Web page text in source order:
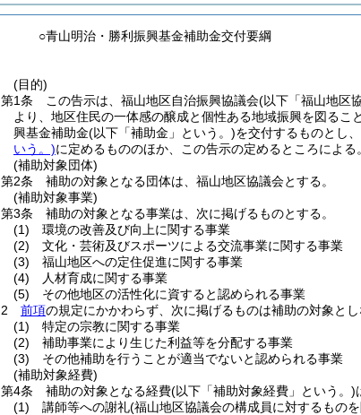
○青山明治・勝利振興基金補助金交付要綱
(目的)
第1条
この告示は、福山地区自治振興協議会(以下「福山地区
より、地区住民の一体感の醸成と個性ある地域振興を図るこ
興基金補助金(以下「補助金」という。)を交付するものとし
いう。)に定めるもののほか、この告示の定めるところによる。
(補助対象団体)
第2条
補助の対象となる団体は、福山地区協議会とする。
(補助対象事業)
第3条
補助の対象となる事業は、次に掲げるものとする。
(1)
環境の改善及び向上に関する事業
(2)
文化・芸術及びスポーツによる交流事業に関する事業
(3)
福山地区への定住促進に関する事業
(4)
人材育成に関する事業
(5)
その他地区の活性化に資すると認められる事業
2
前項の規定にかかわらず、次に掲げるものは補助の対象とし
(1)
特定の宗教に関する事業
(2)
補助事業により生じた利益等を分配する事業
(3)
その他補助を行うことが適当でないと認められる事業
(補助対象経費)
第4条
補助の対象となる経費(以下「補助対象経費」という。)
(1)
講師等への謝礼(福山地区協議会の構成員に対するもの